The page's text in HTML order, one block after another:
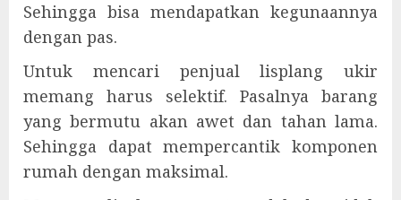
Sehingga bisa mendapatkan kegunaannya
dengan pas.
Untuk mencari penjual lisplang ukir
memang harus selektif. Pasalnya barang
yang bermutu akan awet dan tahan lama.
Sehingga dapat mempercantik komponen
rumah dengan maksimal.